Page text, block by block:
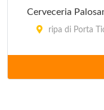
Cerveceria
ripa di Porta
via Santa